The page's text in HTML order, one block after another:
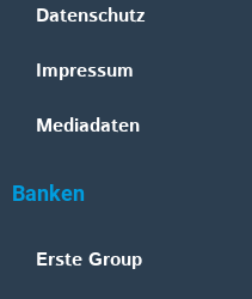
Datenschutz
Impressum
Mediadaten
Banken
Erste Group